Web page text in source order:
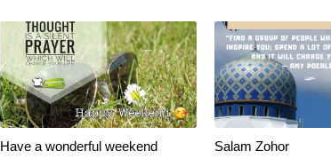
Have a wonderful weekend Salam Zohor